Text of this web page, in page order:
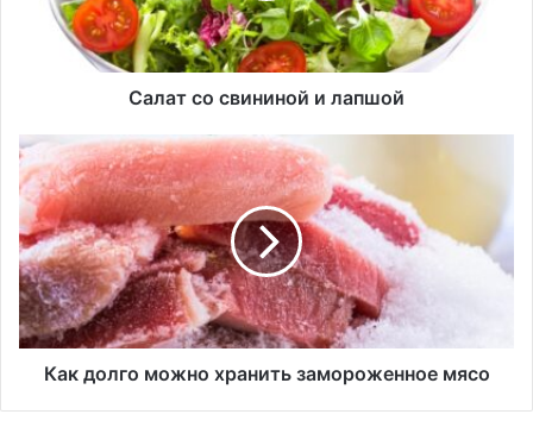
и
н
о
й
и
л
а
п
ш
Салат со свининой и лапшой
К
а
к
д
о
л
г
о
м
Как долго можно хранить замороженное мясо